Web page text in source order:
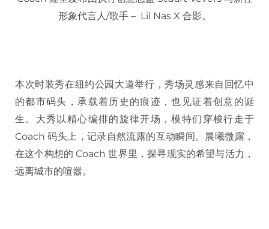
形象代言人/歌手 – Lil Nas X 合影。
本次时装秀在纽约公园大道举行，秀场灵感来自回忆中
的都市码头，承载着历史的痕迹，也见证着创意的诞
生。大秀以精心编排的旋律开场，模特们穿梭行走于
Coach 码头上，记录自然流露的互动瞬间。晨曦微露，
在这个构想的 Coach 世界里，探寻现实的希望与活力，
远离城市的喧嚣。